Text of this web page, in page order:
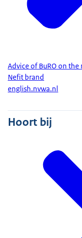
Advice of BuRO on
Nefit brand
english.nvwa.nl
Hoort bij